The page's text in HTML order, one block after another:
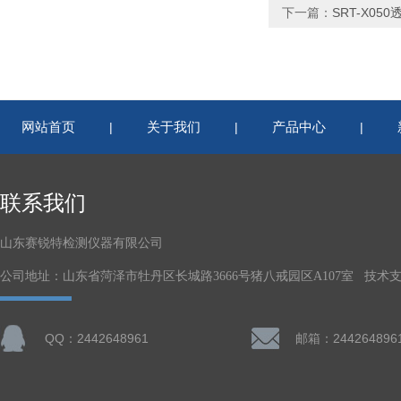
下一篇： SRT-X050
网站首页 | 关于我们 | 产品中心 |
联系我们
山东赛锐特检测仪器有限公司
公司地址：山东省菏泽市牡丹区长城路3666号猪八戒园区A107室 技术
QQ：2442648961 邮箱：